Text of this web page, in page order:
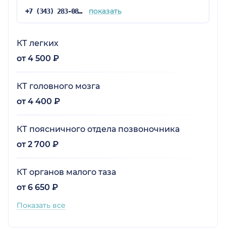
+7 (343) 283-08-08 показать
КТ легких
от 4 500 ₽
КТ головного мозга
от 4 400 ₽
КТ поясничного отдела позвоночника
от 2 700 ₽
КТ органов малого таза
от 6 650 ₽
Показать все